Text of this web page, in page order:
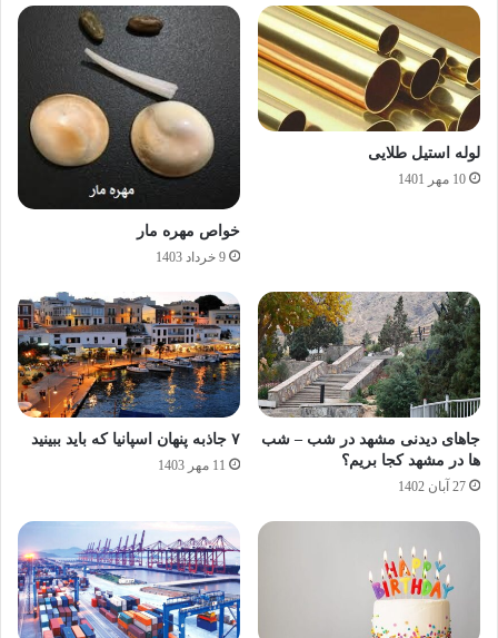
لوله استیل طلایی
10 مهر 1401
خواص مهره مار
9 خرداد 1403
جاهای دیدنی مشهد در شب – شب
ها در مشهد کجا بریم؟
27 آبان 1402
۷ جاذبه پنهان اسپانیا که باید ببینید
11 مهر 1403